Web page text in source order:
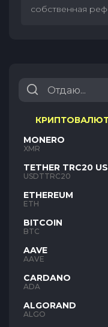
собственная
MONERO
XMR
TETHER TRC20
USDTTRC20
ETHEREUM
ETH
BITCOIN
BTC
AAVE
AAVE
CARDANO
ADA
ALGORAND
ALGO